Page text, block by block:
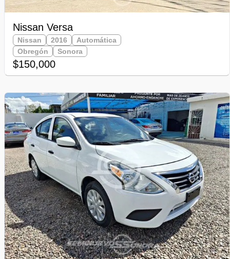
Nissan Versa
Nissan 2016
Automática
Obregón
Sonora
$150,000